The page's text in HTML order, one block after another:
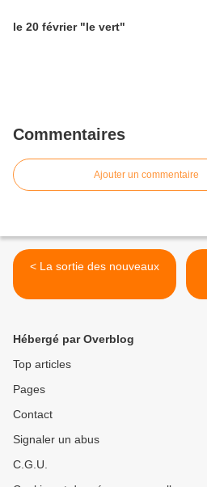
le 20 février "le vert"
Commentaires
Ajouter un commentaire
< La sortie des nouveaux
Hébergé par Overblog
Top articles
Pages
Contact
Signaler un abus
C.G.U.